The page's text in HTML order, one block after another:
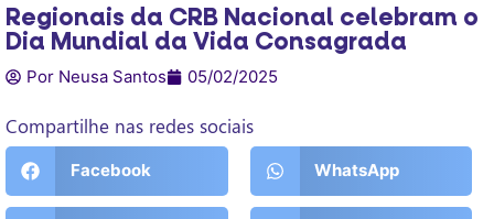
Regionais da CRB Nacional celebram o
Dia Mundial da Vida Consagrada
Por Neusa Santos 05/02/2025
Compartilhe nas redes sociais
Facebook WhatsApp